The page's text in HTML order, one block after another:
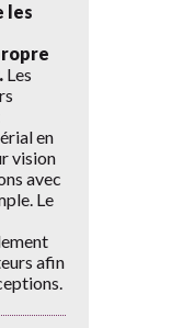
les
Les
en
vision
avec
Le
afin